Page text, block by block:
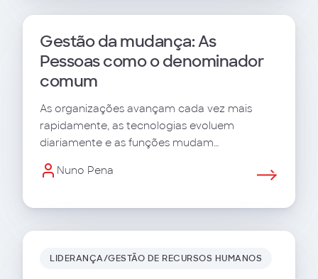
Gestão da mudança: As
Pessoas como o denominador
comum
As organizações avançam cada vez mais
rapidamente, as tecnologias evoluem
diariamente e as funções mudam
pessoas são, na verdade, o denominador
pretendidos por todas as alterações
empreendidas.
Nuno Pena
LIDERANÇA/GESTÃO DE RECURSOS HUMANOS